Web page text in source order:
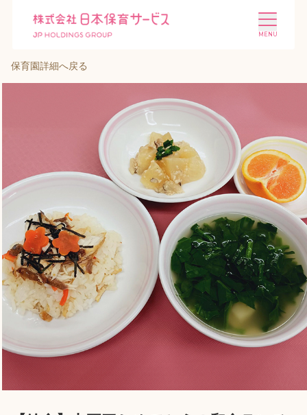
施設を探す 選ばれる理由
会社概要
投資家情報 採用情報
Language
プライバシーポリシー
保育園詳細へ戻る